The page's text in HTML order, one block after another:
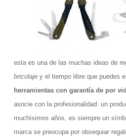
esta es una de las muchas ideas de
bricolaje y el tiempo libre que puedes
herramientas con garantía de por
asocie con la profesionalidad: un
muchísimos años, es siempre un
marca se preocupa por obsequiar